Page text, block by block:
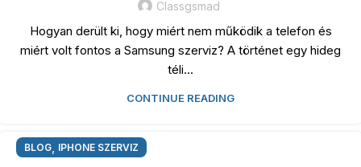
Classgsmad
Hogyan derült ki, hogy miért nem működik a telefon és
miért volt fontos a Samsung szerviz? A történet egy hideg
téli...
CONTINUE READING
BLOG, IPHONE SZERVIZ